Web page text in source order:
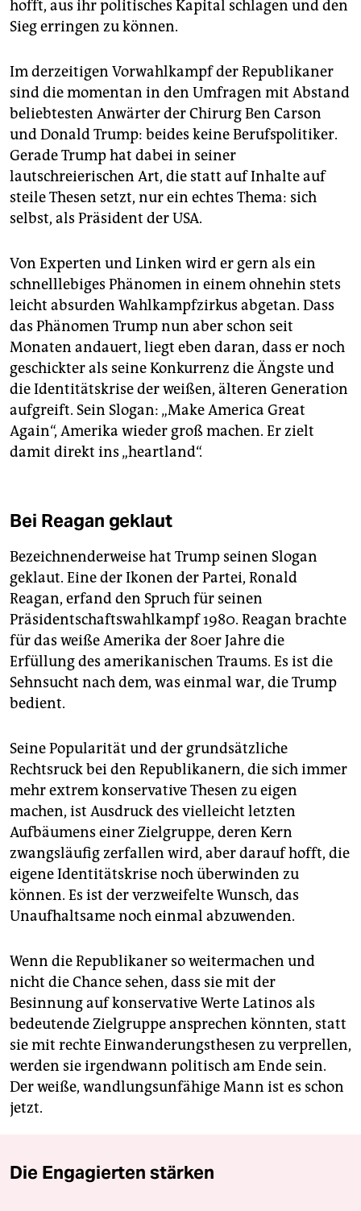
hofft, aus ihr politisches Kapital schlagen und den
Sieg erringen zu können.
Im derzeitigen Vorwahlkampf der Republikaner
sind die momentan in den Umfragen mit Abstand
beliebtesten Anwärter der Chirurg Ben Carson
und Donald Trump: beides keine Berufspolitiker.
Gerade Trump hat dabei in seiner
lautschreierischen Art, die statt auf Inhalte auf
steile Thesen setzt, nur ein echtes Thema: sich
selbst, als Präsident der USA.
Von Experten und Linken wird er gern als ein
schnelllebiges Phänomen in einem ohnehin stets
leicht absurden Wahlkampfzirkus abgetan. Dass
das Phänomen Trump nun aber schon seit
Monaten andauert, liegt eben daran, dass er noch
geschickter als seine Konkurrenz die Ängste und
die Identitätskrise der weißen, älteren Generation
aufgreift. Sein Slogan: „Make America Great
Again“, Amerika wieder groß machen. Er zielt
damit direkt ins „heartland“.
Bei Reagan geklaut
Bezeichnenderweise hat Trump seinen Slogan
geklaut. Eine der Ikonen der Partei, Ronald
Reagan, erfand den Spruch für seinen
Präsidentschaftswahlkampf 1980. Reagan brachte
für das weiße Amerika der 80er Jahre die
Erfüllung des amerikanischen Traums. Es ist die
Sehnsucht nach dem, was einmal war, die Trump
bedient.
Seine Popularität und der grundsätzliche
Rechtsruck bei den Republikanern, die sich immer
mehr extrem konservative Thesen zu eigen
machen, ist Ausdruck des vielleicht letzten
Aufbäumens einer Zielgruppe, deren Kern
zwangsläufig zerfallen wird, aber darauf hofft, die
eigene Identitätskrise noch überwinden zu
können. Es ist der verzweifelte Wunsch, das
Unaufhaltsame noch einmal abzuwenden.
Wenn die Republikaner so weitermachen und
nicht die Chance sehen, dass sie mit der
Besinnung auf konservative Werte Latinos als
bedeutende Zielgruppe ansprechen könnten, statt
sie mit rechte Einwanderungsthesen zu verprellen,
werden sie irgendwann politisch am Ende sein.
Der weiße, wandlungsunfähige Mann ist es schon
jetzt.
Die Engagierten stärken